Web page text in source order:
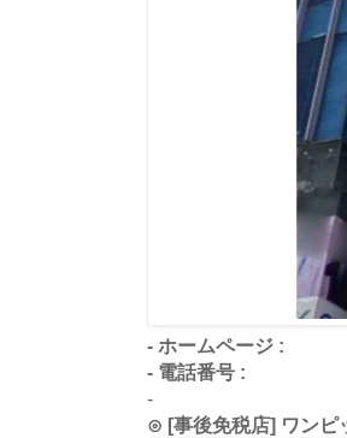
- ホームページ :
- 電話番号 :
-
⊙ [事後免税店] ワンピ